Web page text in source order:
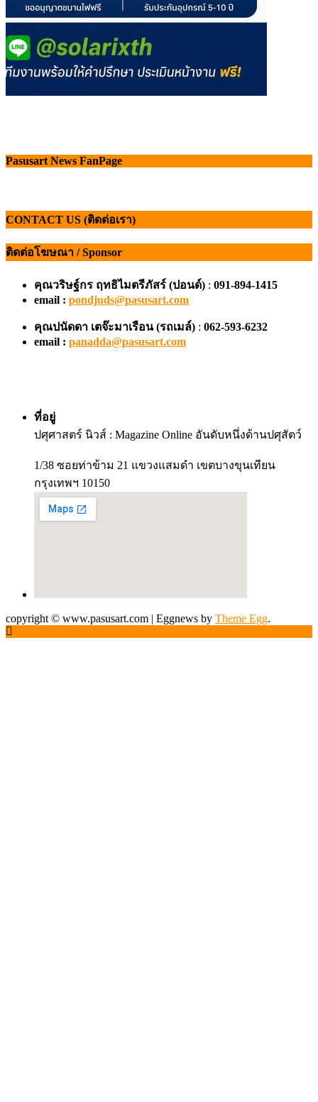
Pasusart News FanPage
CONTACT US (ติดต่อเรา)
ติดต่อโฆษณา / Sponsor
คุณวริษฐ์กร ฤทธิไมตรีภัสร์ (ปอนด์) : 091-894-1415
email : pondjuds@pasusart.com
คุณปนัดดา เตจ๊ะมาเรือน (รถเมล์) : 062-593-6232
email : panadda@pasusart.com
ที่อยู่
ปศุศาสตร์ นิวส์ : Magazine Online อันดับหนึ่งด้านปศุสัตว์
1/38 ซอยท่าข้าม 21 แขวงแสมดำ เขตบางขุนเทียน
กรุงเทพฯ 10150
copyright © www.pasusart.com | Eggnews by Theme Egg.